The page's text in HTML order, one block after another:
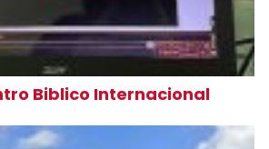
Biblico Internacional